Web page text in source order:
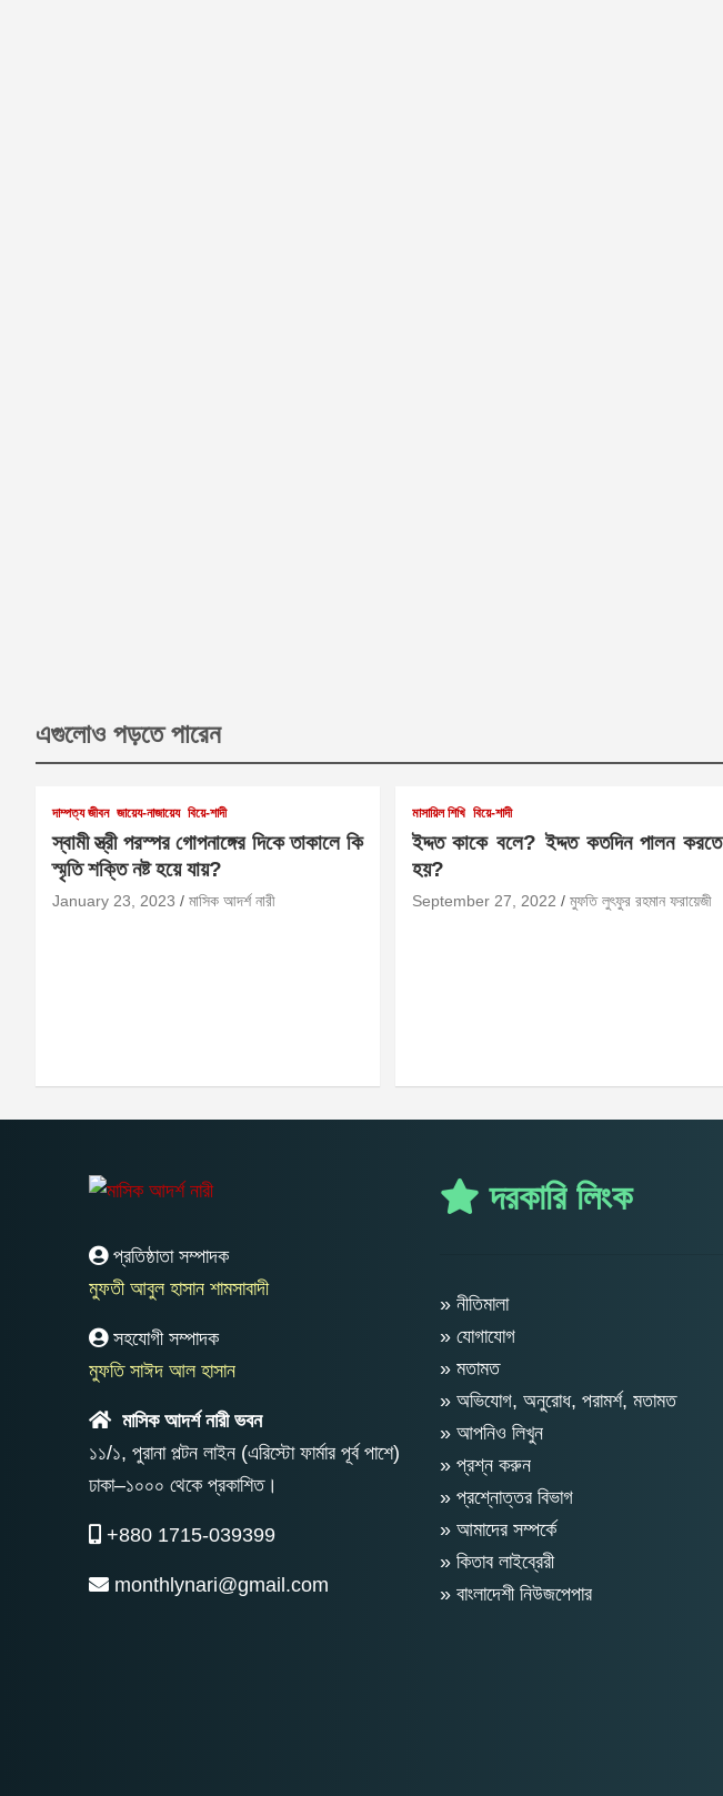
এগুলোও পড়তে পারেন
দাম্পত্য জীবন জায়েয-নাজায়েয বিয়ে-শাদী
স্বামী স্ত্রী পরস্পর গোপনাঙ্গের দিকে তাকালে কি
স্মৃতি শক্তি নষ্ট হয়ে যায়?
January 23, 2023 মাসিক আদর্শ নারী
মাসায়িল শিখি বিয়ে-শাদী
ইদ্দত কাকে বলে? ইদ্দত কতদিন পালন করতে
হয়?
September 27, 2022 মুফতি লুৎফুর রহমান ফরায়েজী
প্রতিষ্ঠাতা সম্পাদক
মুফতী আবুল হাসান শামসাবাদী
সহযোগী সম্পাদক
মুফতি সাঈদ আল হাসান
মাসিক আদর্শ নারী ভবন
১১/১, পুরানা পল্টন লাইন (এরিস্টো ফার্মার পূর্ব পাশে)
ঢাকা–১০০০ থেকে প্রকাশিত।
+880 1715-039399
monthlynari@gmail.com
দরকারি লিংক
» নীতিমালা
» যোগাযোগ
» মতামত
» অভিযোগ, অনুরোধ, পরামর্শ, মতামত
» আপনিও লিখুন
» প্রশ্ন করুন
» প্রশ্নোত্তর বিভাগ
» আমাদের সম্পর্কে
» কিতাব লাইব্রেরী
» বাংলাদেশী নিউজপেপার